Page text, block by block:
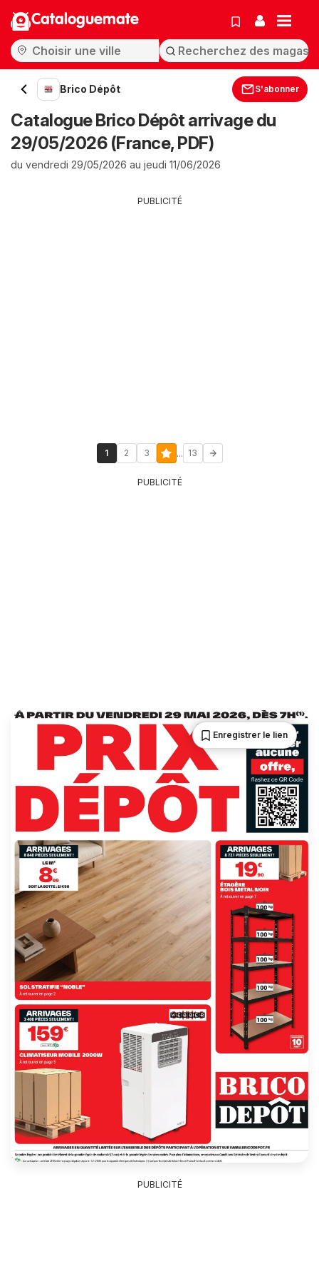
Cataloguemate
Brico Dépôt S'abonner
Catalogue Brico Dépôt arrivage du
29/05/2026 (France, PDF)
du vendredi 29/05/2026 au jeudi 11/06/2026
PUBLICITÉ
1 2 3 ... 13
PUBLICITÉ
Enregistrer le lien
PUBLICITÉ